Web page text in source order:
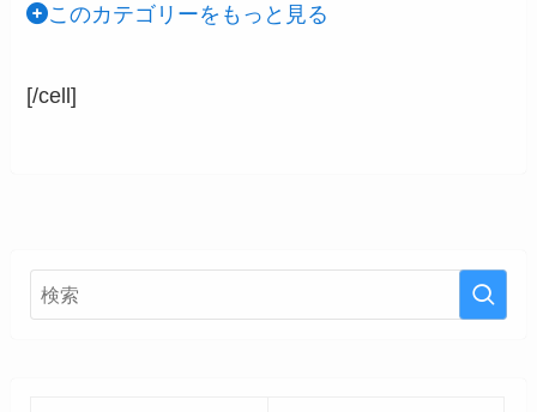
このカテゴリーをもっと見る
[/cell]